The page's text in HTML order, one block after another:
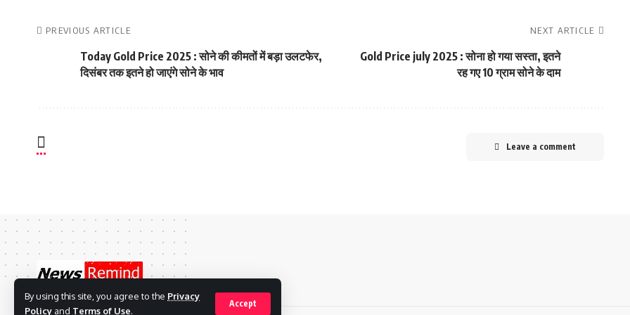
By using this site, you agree to the Privacy
Policy and Terms of Use.
Accept
PREVIOUS ARTICLE
Today Gold Price 2025 : सोने की कीमतों में बड़ा उलटफेर,
दिसंबर तक इतने हो जाएंगे सोने के भाव
NEXT ARTICLE
Gold Price july 2025 : सोना हो गया सस्ता, इतने
रह गए 10 ग्राम सोने के दाम
Leave a comment